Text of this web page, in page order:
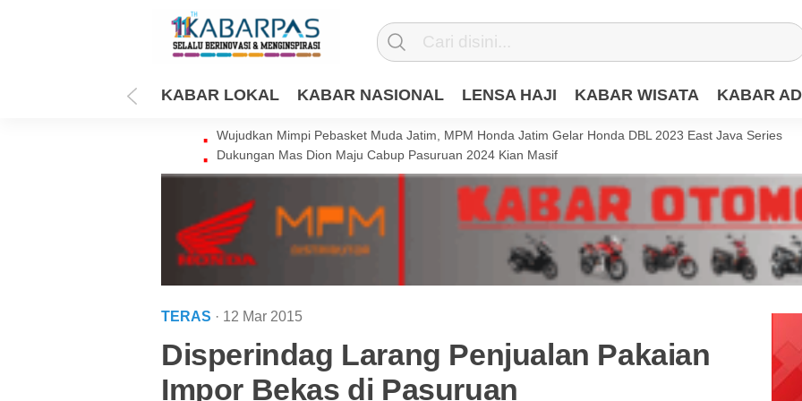
KABAR LOKAL KABAR NASIONAL LENSA HAJI KABAR WISATA KABAR
Wujudkan Mimpi Pebasket Muda Jatim, MPM Honda Jatim Gelar Honda DBL 2023 East Java Series
Dukungan Mas Dion Maju Cabup Pasuruan 2024 Kian Masif
TERAS · 12 Mar 2015
Disperindag Larang Penjualan Pakaian
Impor Bekas di Pasuruan